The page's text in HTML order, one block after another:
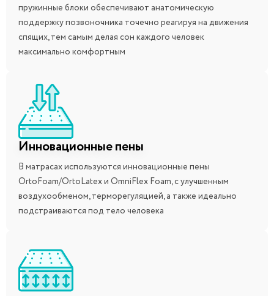
пружинные блоки обеспечивают анатомическую
поддержку позвоночника точечно реагируя на движения
спящих, тем самым делая сон каждого человек
максимально комфортным
Инновационные пены
В матрасах используются инновационные пены
OrtoFoam/OrtoLatex и OmniFlex Foam, с улучшенным
воздухообменом, терморегуляцией, а также идеально
подстраиваются под тело человека